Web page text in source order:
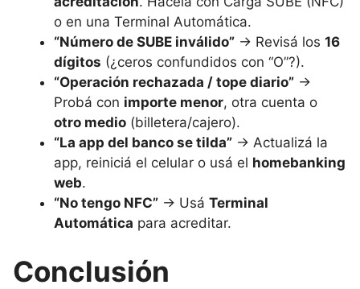
o en una Terminal Automática.
“Número de SUBE inválido” → Revisá los 16
dígitos (¿ceros confundidos con “O”?).
“Operación rechazada / tope diario” →
Probá con importe menor, otra cuenta o
otro medio (billetera/cajero).
“La app del banco se tilda” → Actualizá la
app, reiniciá el celular o usá el homebanking
web.
“No tengo NFC” → Usá Terminal
Automática para acreditar.
Conclusión